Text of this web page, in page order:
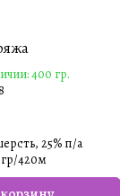
400 гр.
25% п/а
420м